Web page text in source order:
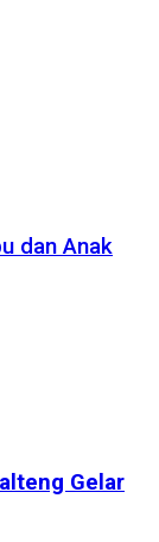
dan Anak
Gelar